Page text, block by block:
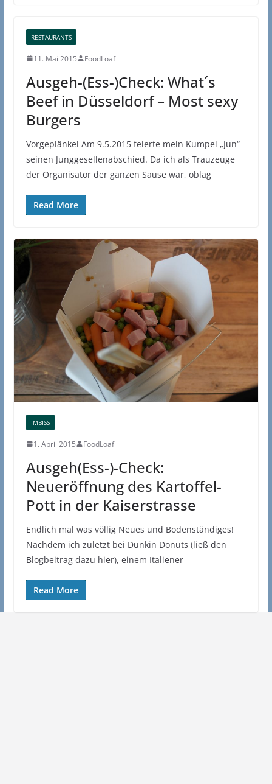
RESTAURANTS
11. Mai 2015 FoodLoaf
Ausgeh-(Ess-)Check: What´s
Beef in Düsseldorf – Most sexy
Burgers
Vorgeplänkel Am 9.5.2015 feierte mein Kumpel „Jun“
seinen Junggesellenabschied. Da ich als Trauzeuge
der Organisator der ganzen Sause war, oblag
Read More
IMBISS
1. April 2015 FoodLoaf
Ausgeh(Ess-)-Check:
Neueröffnung des Kartoffel-
Pott in der Kaiserstrasse
Endlich mal was völlig Neues und Bodenständiges!
Nachdem ich zuletzt bei Dunkin Donuts (ließ den
Blogbeitrag dazu hier), einem Italiener
Read More